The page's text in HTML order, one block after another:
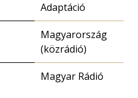
Adaptáció
Magyarország
(közrádió)
Magyar Rádió